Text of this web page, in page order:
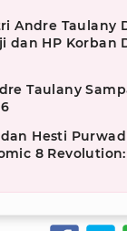
Andre Taulany
dan HP Korban
Taulany
Hesti
8